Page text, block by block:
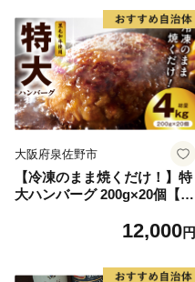
]
大阪府泉佐野市
【冷凍のまま焼くだけ！】特
大ハンバーグ 200g×20個【黒
バーグ 小分け 惣菜 冷凍 牛肉
12,000円